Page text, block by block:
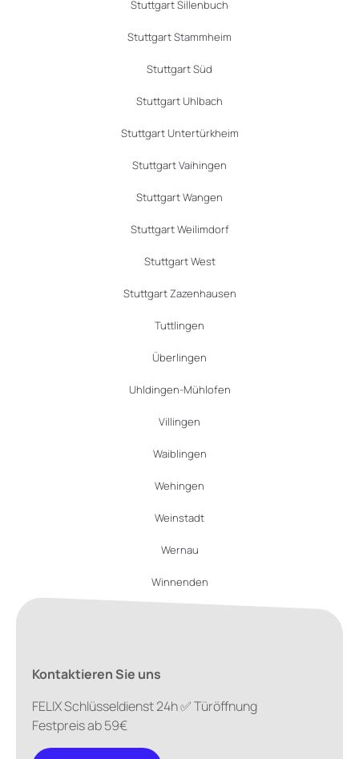
Stuttgart Sillenbuch
Stuttgart Stammheim
Stuttgart Süd
Stuttgart Uhlbach
Stuttgart Untertürkheim
Stuttgart Vaihingen
Stuttgart Wangen
Stuttgart Weilimdorf
Stuttgart West
Stuttgart Zazenhausen
Tuttlingen
Überlingen
Uhldingen-Mühlofen
Villingen
Waiblingen
Wehingen
Weinstadt
Wernau
Winnenden
Kontaktieren Sie uns
FELIX Schlüsseldienst 24h ✅ Türöffnung
Festpreis ab 59€